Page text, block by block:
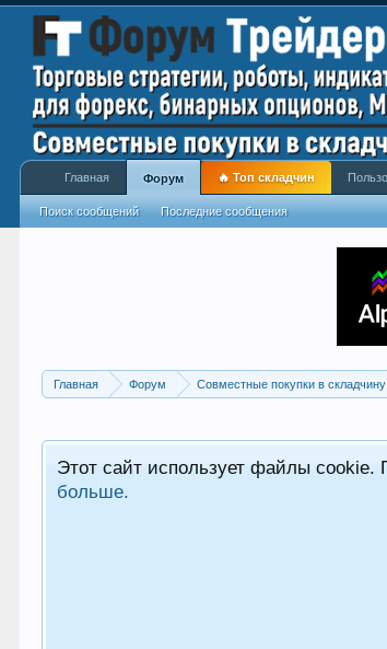
Главная Форум Совместные покупки в складчину
Этот сайт использует файлы
больше.
Главная Форум
Поиск сообщений Последние сообщения
🔥 Топ складчин